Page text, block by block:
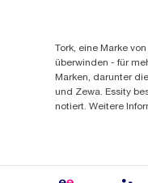
Tork, eine Marke
überwinden - für
Marken, darunter
und Zewa. Essity
notiert. Weitere